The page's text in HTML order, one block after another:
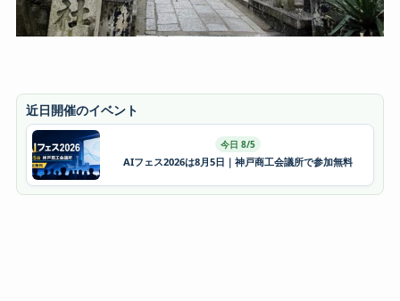
近日開催のイベント
今日 8/5
AIフェス2026は8月5日｜神戸商工会議所で参加無料